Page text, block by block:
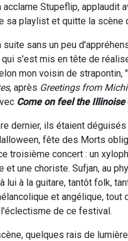
Stupeflip, applaudit
sa playlist et quitte la
sans un peu
s'est mis en tête de
mon voisin de
, après Greetings from
Come on feel the Illinoise
dernier, ils étaient
fête des Morts
troisième concert : un
et une choriste. Sufjan, au
lui à la guitare, tantôt folk,
et angélique,
de ce festival.
quelques rais de